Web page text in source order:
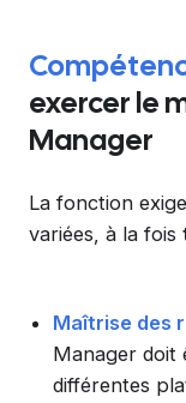
exercer le
Manager
La fonction
variées, à la fois
Maîtrise des
Manager doit
différentes